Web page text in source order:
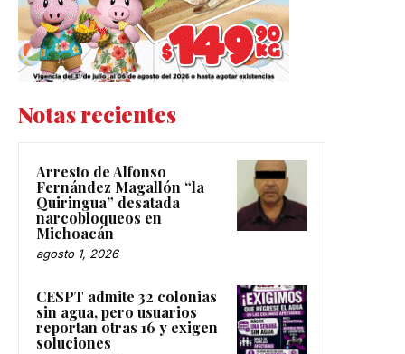
Notas recientes
Arresto de Alfonso
Fernández Magallón “la
Quiringua” desatada
narcobloqueos en
Michoacán
agosto 1, 2026
CESPT admite 32 colonias
sin agua, pero usuarios
reportan otras 16 y exigen
soluciones